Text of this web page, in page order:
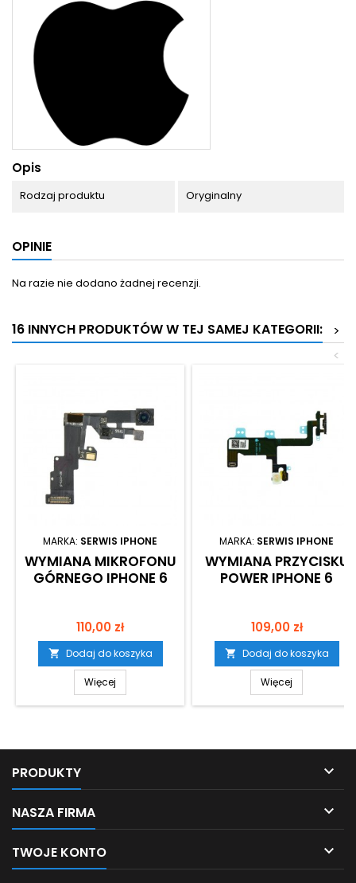
Opis
Rodzaj produktu Oryginalny
OPINIE
Na razie nie dodano żadnej recenzji.
16 INNYCH PRODUKTÓW W TEJ SAMEJ KATEGORII:
>
<
MARKA: SERWIS IPHONE
WYMIANA MIKROFONU
GÓRNEGO IPHONE 6
Cena
110,00 zł
 Dodaj do koszyka
Więcej
MARKA: SERWIS IPHONE
WYMIANA PRZYCISKU
POWER IPHONE 6
Cena
109,00 zł
 Dodaj do koszyka
Więcej
PRODUKTY 
NASZA FIRMA 
TWOJE KONTO 